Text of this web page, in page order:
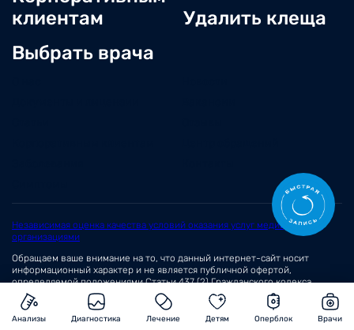
клиентам
Выбрать врача
Удалить клеща
Независимая оценка качества условий оказания услуг медицинскими
организациями
Обращаем ваше внимание на то, что данный интернет-сайт носит
информационный характер и не является публичной офертой,
определяемой положениямиСтатьи 437 (2)Гражданского кодекса
Российской Федерации.
© 2026 Сеть медицинских центров «Вита»
Анализы Диагностика Лечение Детям Оперблок Врачи